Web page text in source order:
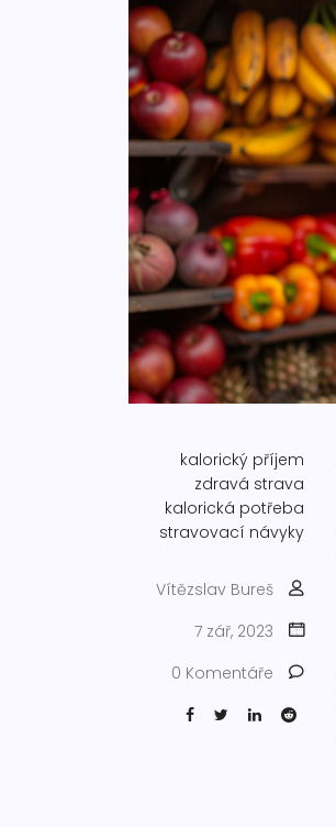
kalorický příjem
zdravá strava
kalorická potřeba
stravovací návyky
Vítězslav Bureš
7 zář, 2023
0 Komentáře